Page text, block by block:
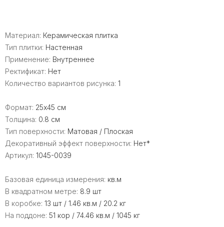
Материал: Керамическая плитка
Тип плитки: Настенная
Применение: Внутреннее
Ректификат: Нет
Количество вариантов рисунка: 1
Формат: 25x45 см
Толщина: 0.8 см
Тип поверхности: Матовая / Плоская
Декоративный эффект поверхности: Нет*
Артикул: 1045-0039
Базовая единица измерения: кв.м
В квадратном метре: 8.9 шт
В коробке: 13 шт / 1.46 кв.м / 20.2 кг
На поддоне: 51 кор / 74.46 кв.м / 1045 кг